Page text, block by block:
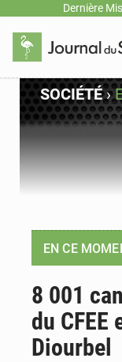
Dernière
SOCIÉTÉ›
EN CE
8 001
du CFEE
Diourbel